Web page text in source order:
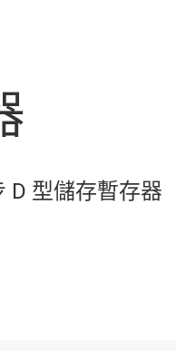
時
器
圓服務 專業邏輯 IC
D 型儲存暫存器